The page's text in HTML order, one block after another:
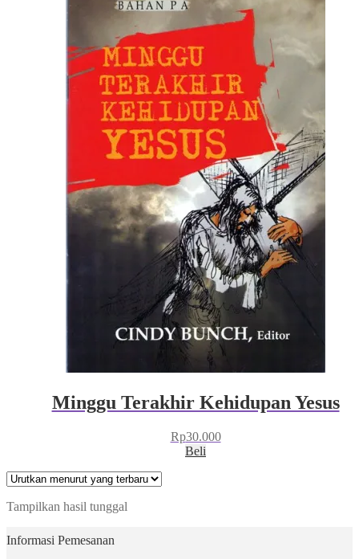
Minggu Terakhir Kehidupan Yesus
Rp30.000
Beli
Tampilkan hasil tunggal
Informasi Pemesanan